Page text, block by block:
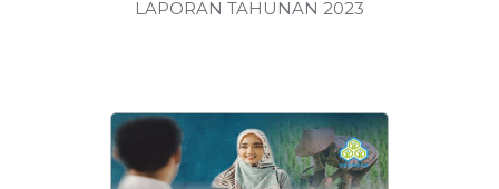
LAPORAN TAHUNAN 2023